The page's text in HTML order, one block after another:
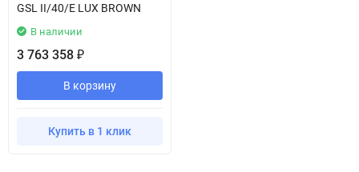
GSL II/40/E LUX BROWN
В наличии
3 763 358 ₽
В корзину
Купить в 1 клик